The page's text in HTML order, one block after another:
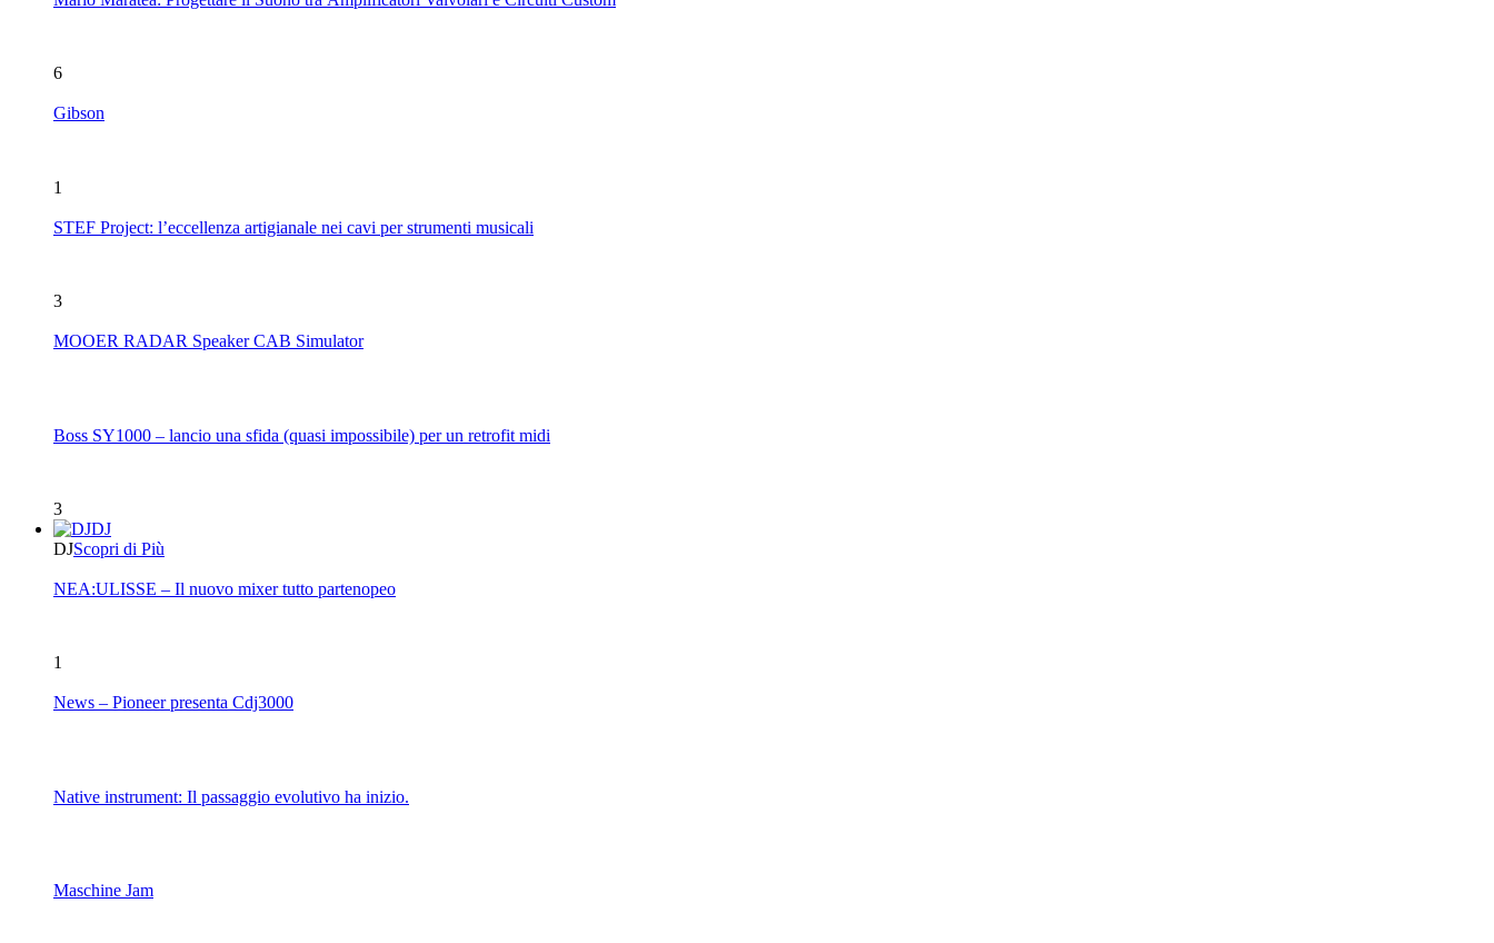
6
Gibson
1
STEF Project: l’eccellenza artigianale nei cavi per strumenti musicali
3
MOOER RADAR Speaker CAB Simulator
Boss SY1000 – lancio una sfida (quasi impossibile) per un retrofit midi
3
DJ
DJScopri di Più
NEA:ULISSE – Il nuovo mixer tutto partenopeo
1
News – Pioneer presenta Cdj3000
Native instrument: Il passaggio evolutivo ha inizio.
Maschine Jam